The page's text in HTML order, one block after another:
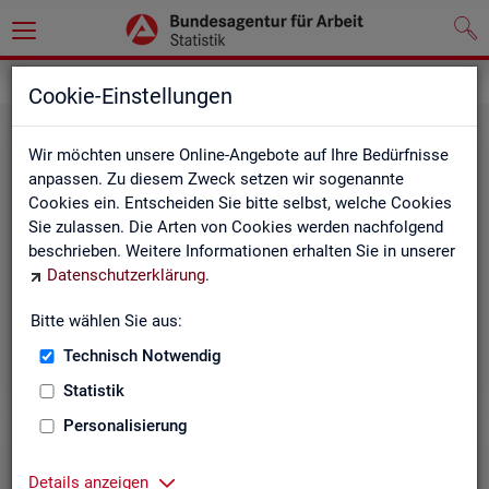
Cookie-Einstellungen
Wir möchten unsere Online-Angebote auf Ihre Bedürfnisse
anpassen. Zu diesem Zweck setzen wir sogenannte
Cookies ein. Entscheiden Sie bitte selbst, welche Cookies
Sie zulassen. Die Arten von Cookies werden nachfolgend
beschrieben. Weitere Informationen erhalten Sie in unserer
Datenschutzerklärung.
Bitte wählen Sie aus:
Technisch Notwendig
Statistik
Personalisierung
Details anzeigen
Ge­set­ze und Ver­ord­nun­gen
Die Gesetze und Verordnungen, die der Arbeit der
Statistik der BA zugrunde liegen, finden Sie hier.